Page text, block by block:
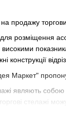
продажу
розміщення
високими
конструкції
Маркет"
являють
торгові стелажі